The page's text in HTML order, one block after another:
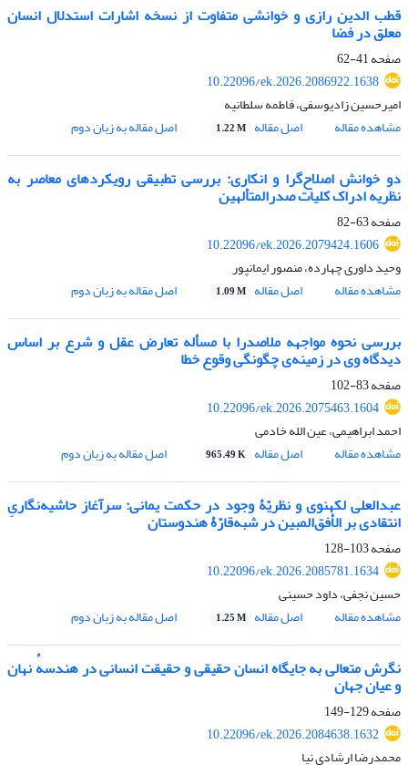
قطب الدین رازی و خوانشی متفاوت از نسخه اشارات استدلال انسان
معلق در فضا
صفحه41-62
10.22096/ek.2026.2086922.1638
امیرحسین زادیوسفی، فاطمه سلطانیه
مشاهده مقاله
اصل مقاله 1.22 M اصل مقاله به زبان دوم
دو خوانش اصلاح‌گرا و انکاری: بررسی تطبیقی رویکردهای معاصر به
نظریه ادراک کلیات صدرالمتألهین
صفحه63-82
10.22096/ek.2026.2079424.1606
وحید داوری چهارده، منصور ایمانپور
مشاهده مقاله
اصل مقاله 1.09 M اصل مقاله به زبان دوم
بررسی نحوه مواجهه ملاصدرا با مسأله تعارض عقل و شرع بر اساس
دیدگاه وی در زمینه‌ی چگونگی وقوع خطا
صفحه83-102
10.22096/ek.2026.2075463.1604
احمد ابراهیمی، عین الله خادمی
مشاهده مقاله
اصل مقاله 965.49 K اصل مقاله به زبان دوم
عبدالعلی لکهنوی و نظریّۀ وجود در حکمت یمانی: سرآغاز حاشیه‌نگاریِ
انتقادی بر الأفق‌المبین در شبه‌قارّۀ هندوستان
صفحه103-128
10.22096/ek.2026.2085781.1634
حسین نجفی، داود حسینی
مشاهده مقاله
اصل مقاله 1.25 M اصل مقاله به زبان دوم
نگرش متعالی به جایگاه انسان حقیقی و حقیقت انسانی در هندسهٔ نهان
و عیان جهان ­­
صفحه129-149
10.22096/ek.2026.2084638.1632
محمدرضا ارشادی نیا